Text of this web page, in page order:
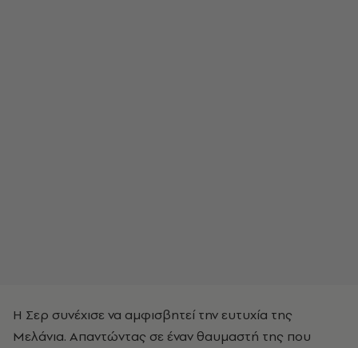
Η Σερ συνέχισε να αμφισβητεί την ευτυχία της
Μελάνια. Απαντώντας σε έναν θαυμαστή της που